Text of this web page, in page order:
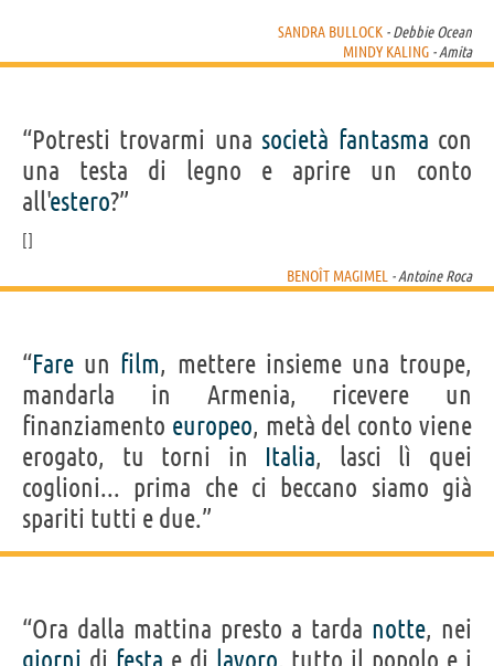
SANDRA BULLOCK - Debbie Ocean
MINDY KALING - Amita
“Potresti trovarmi una società fantasma con
una testa di legno e aprire un conto
all'estero?”
BENOÎT MAGIMEL - Antoine Roca
“Fare un film, mettere insieme una troupe,
mandarla in Armenia, ricevere un
finanziamento europeo, metà del conto viene
erogato, tu torni in Italia, lasci lì quei
coglioni... prima che ci beccano siamo già
spariti tutti e due.”
“Ora dalla mattina presto a tarda notte, nei
giorni di festa e di lavoro, tutto il popolo e i